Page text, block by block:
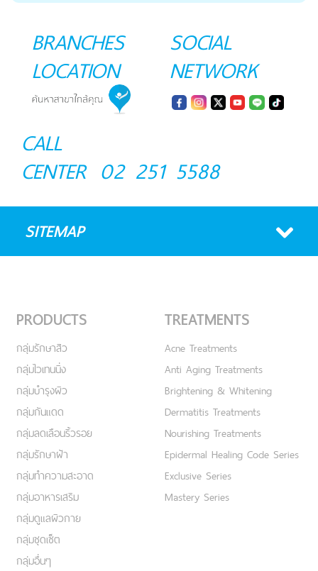
BRANCHES
LOCATION
SOCIAL
NETWORK
CALL
CENTER 02 251 5588
SITEMAP
PRODUCTS
กลุ่มรักษาสิว
กลุ่มไวเทนนิ่ง
กลุ่มบำรุงผิว
กลุ่มกันแดด
กลุ่มลดเลือนริ้วรอย
กลุ่มรักษาฝ้า
กลุ่มทำความสะอาด
กลุ่มอาหารเสริม
กลุ่มดูแลผิวกาย
กลุ่มชุดเซ็ต
กลุ่มอื่นๆ
TREATMENTS
Acne Treatments
Anti Aging Treatments
Brightening & Whitening
Dermatitis Treatments
Nourishing Treatments
Epidermal Healing Code Series
Exclusive Series
Mastery Series